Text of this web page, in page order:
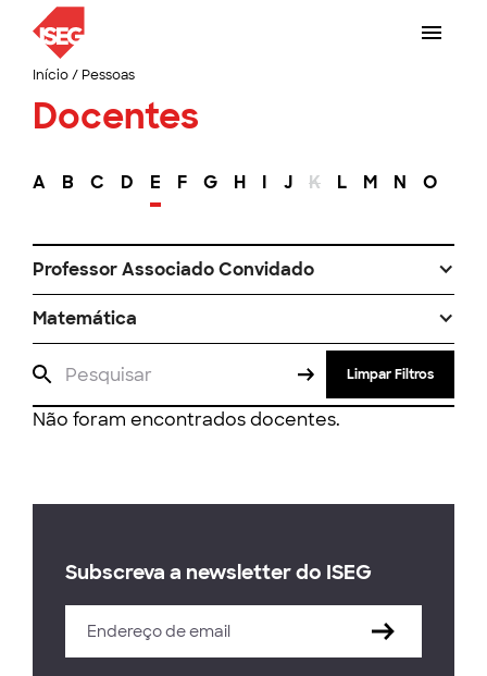
Início/ Pessoas
Docentes
A B C D E F G H I J K L M N O
Professor Associado Convidado
Matemática
Limpar Filtros
Não foram encontrados docentes.
Subscreva a newsletter do ISEG